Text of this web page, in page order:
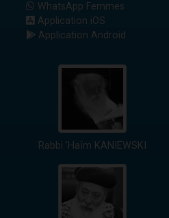
WhatsApp Femmes
Application iOS
Application Android
Rabbi 'Haïm KANIEWSKI